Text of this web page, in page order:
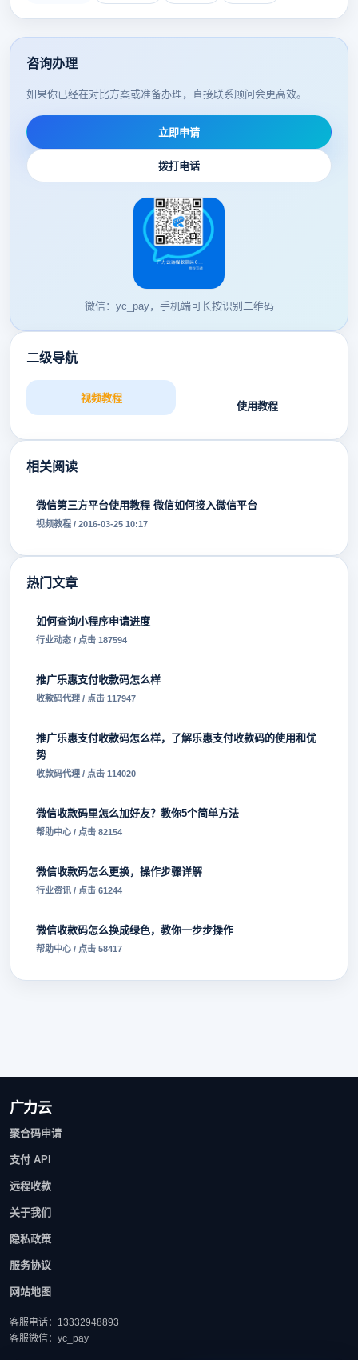
咨询办理
如果你已经在对比方案或准备办理，直接联系顾问会更高效。
立即申请
拨打电话
微信：yc_pay，手机端可长按识别二维码
二级导航
视频教程
使用教程
相关阅读
微信第三方平台使用教程 微信如何接入微信平台
视频教程 / 2016-03-25 10:17
热门文章
如何查询小程序申请进度
行业动态 / 点击 187594
推广乐惠支付收款码怎么样
收款码代理 / 点击 117947
推广乐惠支付收款码怎么样，了解乐惠支付收款码的使用和优
势
收款码代理 / 点击 114020
微信收款码里怎么加好友？教你5个简单方法
帮助中心 / 点击 82154
微信收款码怎么更换，操作步骤详解
行业资讯 / 点击 61244
微信收款码怎么换成绿色，教你一步步操作
帮助中心 / 点击 58417
广力云
聚合码申请
支付 API
远程收款
关于我们
隐私政策
服务协议
网站地图
客服电话：13332948893
客服微信：yc_pay